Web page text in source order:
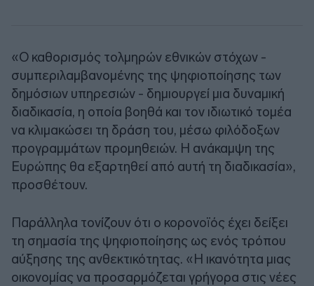
«Ο καθορισμός τολμηρών εθνικών στόχων -
συμπεριλαμβανομένης της ψηφιοποίησης των
δημόσιων υπηρεσιών - δημιουργεί μια δυναμική
διαδικασία, η οποία βοηθά και τον ιδιωτικό τομέα
να κλιμακώσει τη δράση του, μέσω φιλόδοξων
προγραμμάτων προμηθειών. Η ανάκαμψη της
Ευρώπης θα εξαρτηθεί από αυτή τη διαδικασία»,
προσθέτουν.
Παράλληλα τονίζουν ότι ο κορονοϊός έχει δείξει
τη σημασία της ψηφιοποίησης ως ενός τρόπου
αύξησης της ανθεκτικότητας. «Η ικανότητα μιας
οικονομίας να προσαρμόζεται γρήγορα στις νέες